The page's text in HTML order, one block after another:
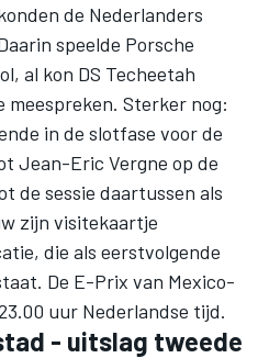
de Nederlanders
speelde Porsche
al kon DS Techeetah
meespreken. Sterker nog:
in de slotfase voor de
Jean-Eric Vergne op de
de sessie daartussen als
zijn visitekaartje
die als eerstvolgende
De E-Prix van Mexico-
uur Nederlandse tijd.
- uitslag tweede